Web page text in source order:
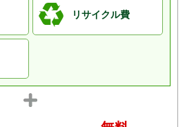
リサイクル費